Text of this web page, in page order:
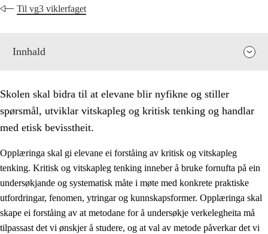
Til vg3 viklerfaget
Innhald
1. Verdigrunnlaget i opplæringa
Skolen skal bidra til at elevane blir nyfikne og stiller
spørsmål, utviklar vitskapleg og kritisk tenking og handlar
med etisk bevisstheit.
Opplæringa skal gi elevane ei forståing av kritisk og vitskapleg
tenking. Kritisk og vitskapleg tenking inneber å bruke fornufta på ein
undersøkjande og systematisk måte i møte med konkrete praktiske
utfordringar, fenomen, ytringar og kunnskapsformer. Opplæringa skal
skape ei forståing av at metodane for å undersøkje verkelegheita må
tilpassast det vi ønskjer å studere, og at val av metode påverkar det vi